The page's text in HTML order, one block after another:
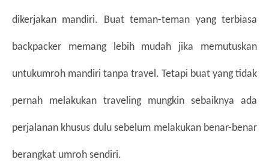
dikerjakan mandiri. Buat teman-teman yang terbiasa
backpacker memang lebih mudah jika memutuskan
untukumroh mandiri tanpa travel. Tetapi buat yang tidak
pernah melakukan traveling mungkin sebaiknya ada
perjalanan khusus dulu sebelum melakukan benar-benar
berangkat umroh sendiri.